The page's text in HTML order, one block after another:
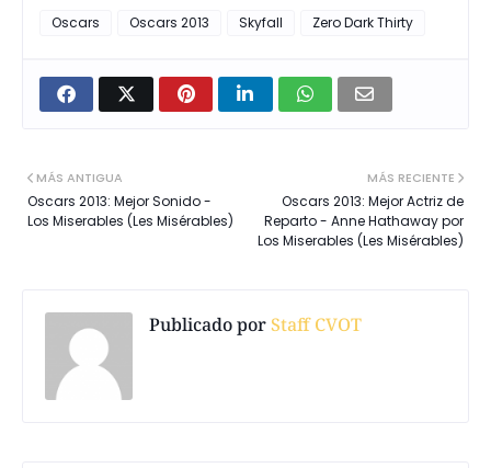
Oscars Oscars 2013 Skyfall Zero Dark Thirty
MÁS RECIENTE
Oscars 2013: Mejor Actriz de
Reparto - Anne Hathaway por
Los Miserables (Les Misérables)
MÁS ANTIGUA
Oscars 2013: Mejor Sonido -
Los Miserables (Les Misérables)
Publicado porStaff CVOT